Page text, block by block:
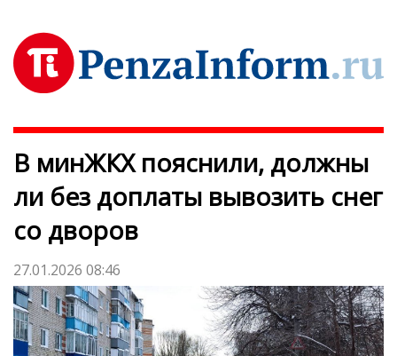
В минЖКХ пояснили, должны
ли без доплаты вывозить снег
со дворов
27.01.2026 08:46